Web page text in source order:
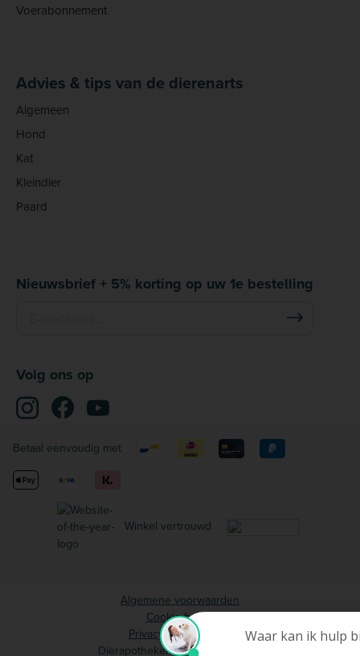
Voerabonnement
Advies & tips van de dierenarts
Algemeen
Hond
Kat
Kleindier
Paard
Nieuwsbrief + 5% korting op uw 1e bestelling
Volg ons op
Betaal eenvoudig met
Winkel vertrouwd
Dierapotheker.be © 2006 - 2026
Algemene voorwaarden
Cookie beleid
Privacy voorwaarden